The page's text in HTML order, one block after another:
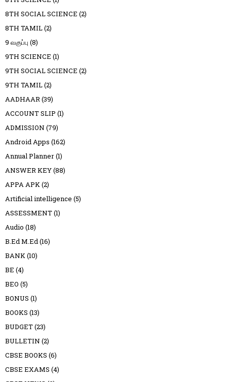
8TH SOCIAL SCIENCE (2)
8TH TAMIL(2)
9 வகுப்பு (8)
9TH SCIENCE (1)
9TH SOCIAL SCIENCE (2)
9TH TAMIL(2)
AADHAAR(39)
ACCOUNT SLIP (1)
ADMISSION (79)
Android Apps (162)
Annual Planner(1)
ANSWER KEY(88)
APPA APK(2)
Artificial intelligence (5)
ASSESSMENT(1)
Audio (18)
B.Ed M.Ed(16)
BANK(10)
BE (4)
BEO (5)
BONUS (1)
BOOKS (13)
BUDGET(23)
BULLETIN (2)
CBSE BOOKS (6)
CBSE EXAMS (4)